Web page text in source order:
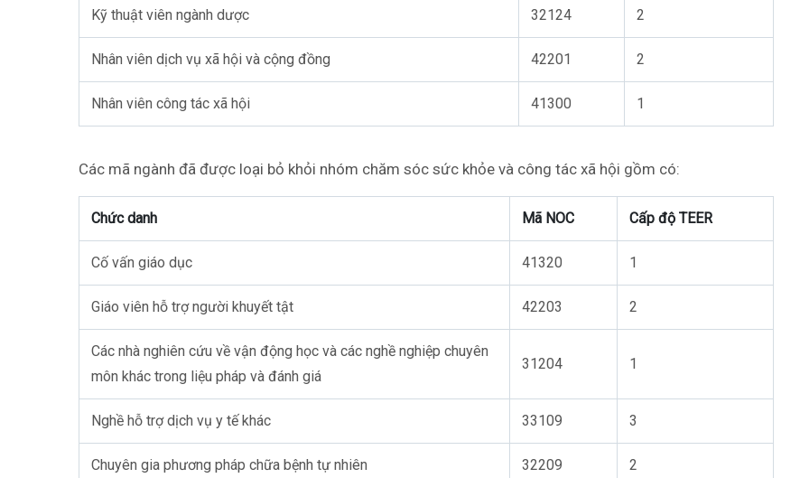
Kỹ thuật viên ngành dược 32124 2
Nhân viên dịch vụ xã hội và cộng đồng 42201 2
Nhân viên công tác xã hội 41300 1
Các mã ngành đã được loại bỏ khỏi nhóm chăm sóc sức khỏe và công tác xã hội gồm có:
Chức danh Mã NOC Cấp độ TEER
Cố vấn giáo dục 41320 1
Giáo viên hỗ trợ người khuyết tật 42203 2
Các nhà nghiên cứu về vận động học và các nghề nghiệp chuyên
môn khác trong liệu pháp và đánh giá
31204 1
Nghề hỗ trợ dịch vụ y tế khác 33109 3
Chuyên gia phương pháp chữa bệnh tự nhiên 32209 2